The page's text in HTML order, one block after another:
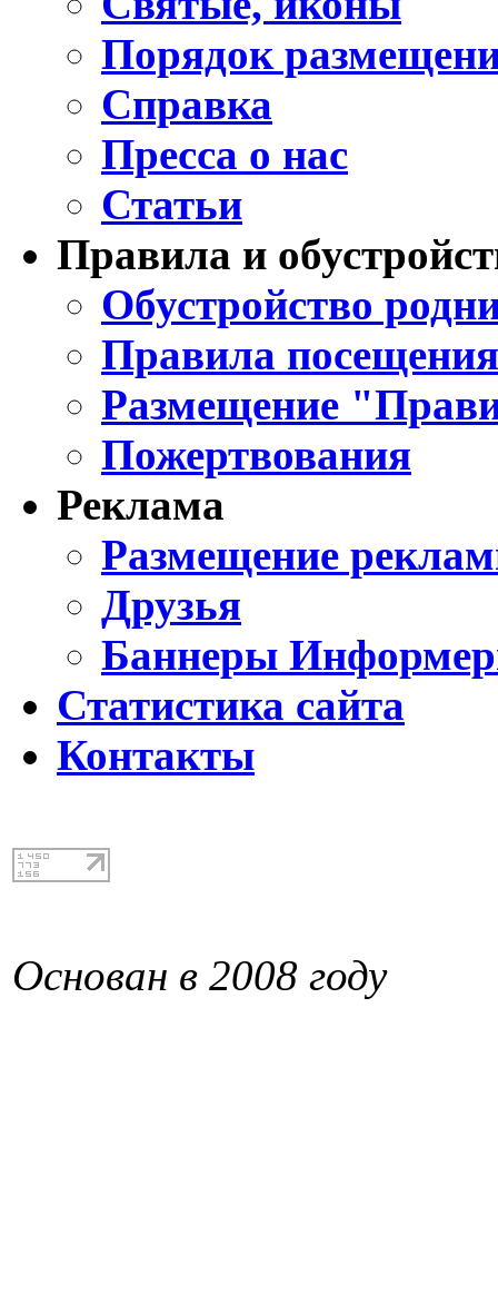
Порядок
Справка
Пресса о нас
Статьи
Правила и
Обустройство
Правила
Размещение
Пожертвования
Реклама
Размещение
Друзья
Баннеры
Статистика сайта
Контакты
Основан в 2008 году